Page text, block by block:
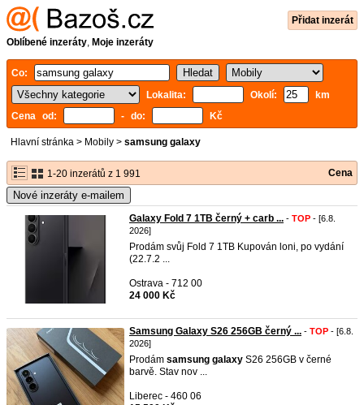
Přidat inzerát
Oblíbené inzeráty, Moje inzeráty
Co:
Lokalita:
Okolí:
km
Cena od:
- do: Kč
Hlavní stránka > Mobily > samsung galaxy
1-20 inzerátů z 1 991 Cena
Nové inzeráty e-mailem
Galaxy Fold 7 1TB černý + carb ... - TOP - [6.8.
2026]
Prodám svůj Fold 7 1TB Kupován loni, po vydání
(22.7.2 ...
Ostrava - 712 00
24 000 Kč
Samsung Galaxy S26 256GB černý ... - TOP - [6.8.
2026]
Prodám samsung galaxy S26 256GB v černé
barvě. Stav nov ...
Liberec - 460 06